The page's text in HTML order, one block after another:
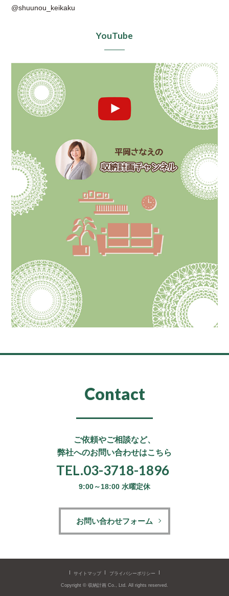
@shuunou_keikaku
YouTube
Contact
ご依頼やご相談など、
弊社へのお問い合わせはこちら
TEL.03-3718-1896
9:00～18:00 水曜定休
お問い合わせフォーム
サイトマップ プライバシーポリシー
Copyright © 収納計画 Co., Ltd. All rights reserved.